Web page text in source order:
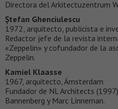
Directora del Arkitectuzentrum
Ștefan Ghenciulescu
1972, arquitecto, publicista e
Redactor jefe de la revista
«Zeppelin» y cofundador de la
Zeppelin.
Kamiel Klaasse
1967, arquitecto, Ámsterdam
Fundador de NL Architects
Bannenberg y Marc Linneman.